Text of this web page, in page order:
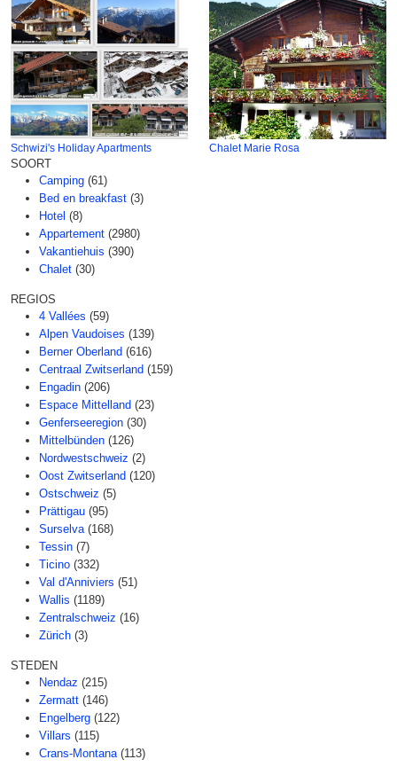
Schwizi's Holiday Apartments Chalet Marie Rosa
SOORT
Camping (61)
Bed en breakfast (3)
Hotel (8)
Appartement (2980)
Vakantiehuis (390)
Chalet (30)
REGIOS
4 Vallées (59)
Alpen Vaudoises (139)
Berner Oberland (616)
Centraal Zwitserland (159)
Engadin (206)
Espace Mittelland (23)
Genferseeregion (30)
Mittelbünden (126)
Nordwestschweiz (2)
Oost Zwitserland (120)
Ostschweiz (5)
Prättigau (95)
Surselva (168)
Tessin (7)
Ticino (332)
Val d'Anniviers (51)
Wallis (1189)
Zentralschweiz (16)
Zürich (3)
STEDEN
Nendaz (215)
Zermatt (146)
Engelberg (122)
Villars (115)
Crans-Montana (113)